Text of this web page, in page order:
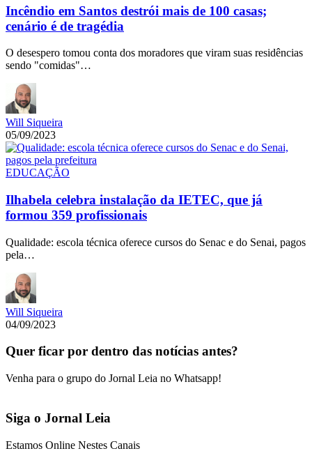
Incêndio em Santos destrói mais de 100 casas;
cenário é de tragédia
O desespero tomou conta dos moradores que viram suas residências
sendo "comidas"…
Will Siqueira
05/09/2023
EDUCAÇÃO
Ilhabela celebra instalação da IETEC, que já
formou 359 profissionais
Qualidade: escola técnica oferece cursos do Senac e do Senai, pagos
pela…
Will Siqueira
04/09/2023
Quer ficar por dentro das notícias antes?
Venha para o grupo do Jornal Leia no Whatsapp!
Siga o Jornal Leia
Estamos Online Nestes Canais